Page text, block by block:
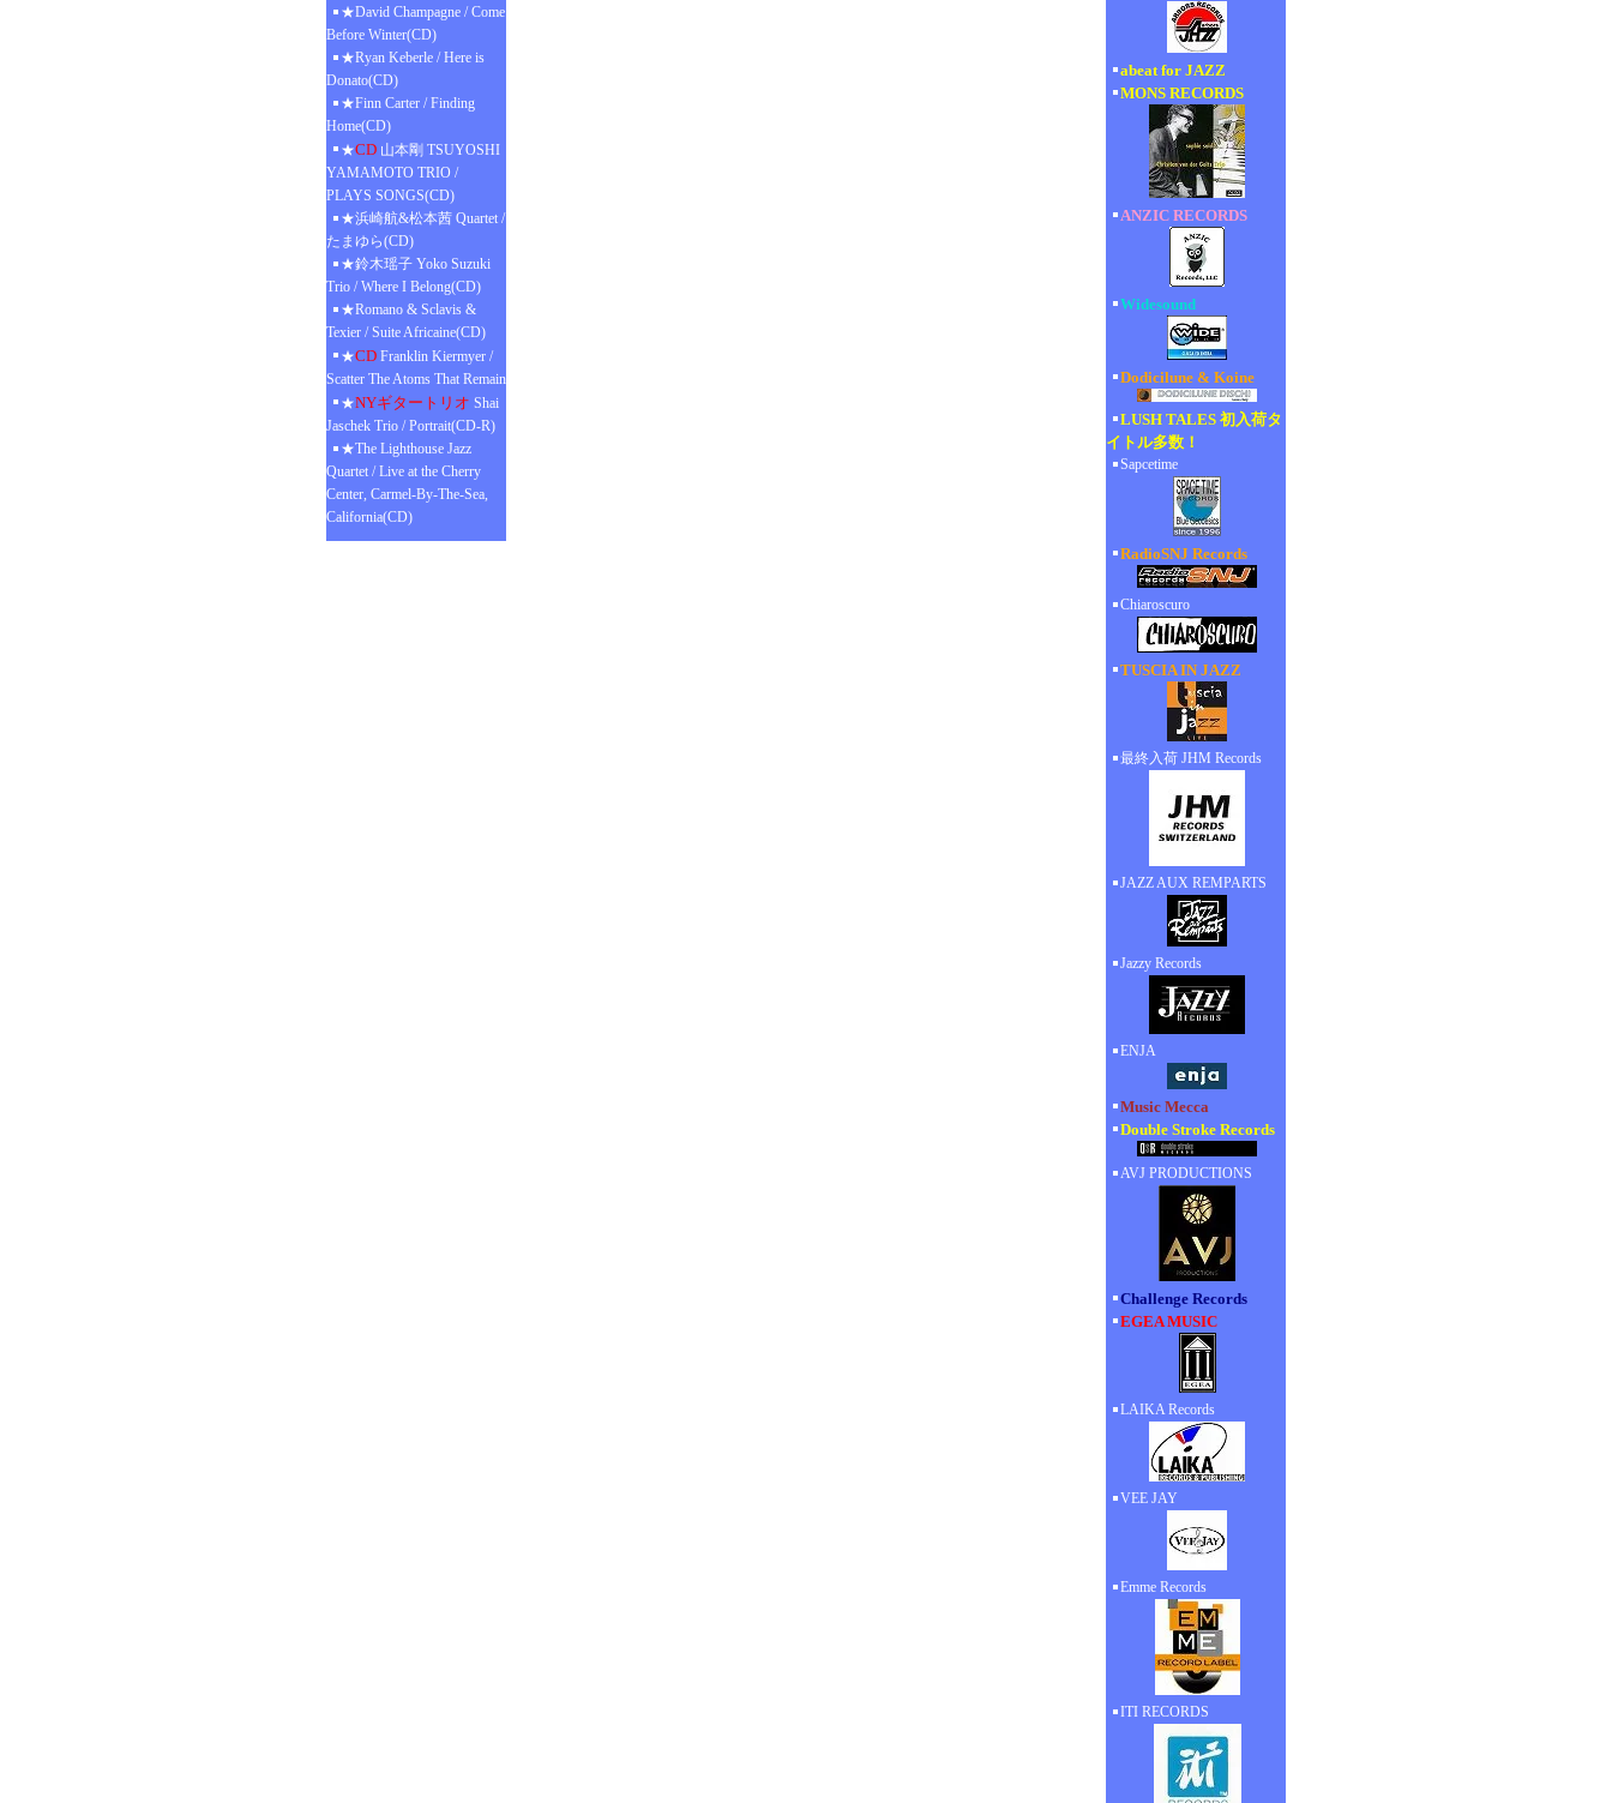
★David Champagne / Come
Before Winter(CD)
★Ryan Keberle / Here is
Donato(CD)
★Finn Carter / Finding
Home(CD)
★CD 山本剛 TSUYOSHI
YAMAMOTO TRIO /
PLAYS SONGS(CD)
★浜崎航&松本茜 Quartet /
たまゆら(CD)
★鈴木瑶子 Yoko Suzuki
Trio / Where I Belong(CD)
★Romano & Sclavis &
Texier / Suite Africaine(CD)
★CD Franklin Kiermyer /
Scatter The Atoms That Remain
★NYギタートリオ Shai
Jaschek Trio / Portrait(CD-R)
★The Lighthouse Jazz
Quartet / Live at the Cherry
Center, Carmel-By-The-Sea,
California(CD)
abeat for JAZZ
MONS RECORDS
ANZIC RECORDS
Widesound
Dodicilune & Koine
LUSH TALES 初入荷タ
イトル多数！
Sapcetime
RadioSNJ Records
Chiaroscuro
TUSCIA IN JAZZ
最終入荷 JHM Records
JAZZ AUX REMPARTS
Jazzy Records
ENJA
Music Mecca
Double Stroke Records
AVJ PRODUCTIONS
Challenge Records
EGEA MUSIC
LAIKA Records
VEE JAY
Emme Records
ITI RECORDS